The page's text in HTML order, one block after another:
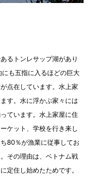
るトンレサップ湖があり
も五指に入るほどの巨大
点在しています。水上家
す。水に浮かぶ家々には
ています。水上家屋に住
ケット、学校を行き来し
80％が漁業に従事してお
その理由は、ベトナム戦
定住し始めたためです。